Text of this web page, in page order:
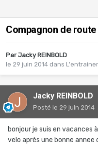
Compagnon de
Par Jacky REINBOLD
le 29 juin 2014 dans
Jacky REINBOLD
Posté le 29 juin 2014
bonjour je suis en vacances
velo après une bonne annee